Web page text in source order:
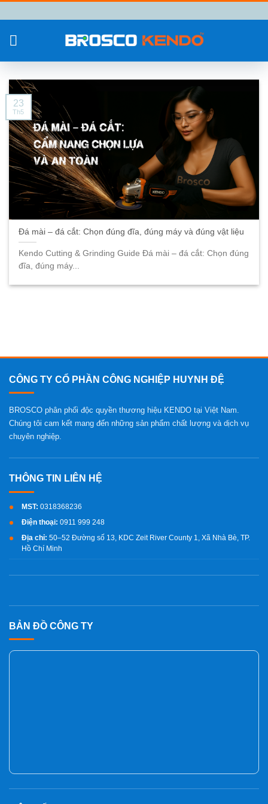
đến
nội
Đá mài – đá cắt: Chọn đúng đĩa, đúng máy và đúng vật liệu
Kendo Cutting & Grinding Guide Đá mài – đá cắt: Chọn đúng
đĩa, đúng máy...
23
Th5
BẢN ĐỒ CÔNG TY
CÔNG TY CỔ PHẦN CÔNG NGHIỆP HUYNH ĐỆ
BROSCO phân phối độc quyền thương hiệu KENDO tại Việt Nam.
Chúng tôi cam kết mang đến những sản phẩm chất lượng và dịch vụ
chuyên nghiệp.
MST: 0318368236
Điện thoại: 0911 999 248
Địa chỉ: 50–52 Đường số 13, KDC Zeit River County 1, Xã Nhà Bè, TP.
Hồ Chí Minh